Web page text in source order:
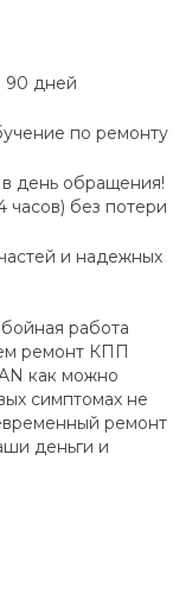
90 дней
по ремонту
в день обращения!
часов) без потери
и надежных
работа
ремонт КПП
как можно
симптомах не
ремонт
деньги и